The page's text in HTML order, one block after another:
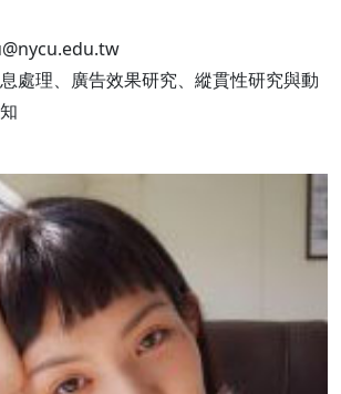
處理、廣告效果研究、縱貫性研究與動